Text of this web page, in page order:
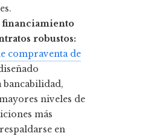
financiamiento
robustos:
compraventa de
bancabilidad,
niveles de
más
en